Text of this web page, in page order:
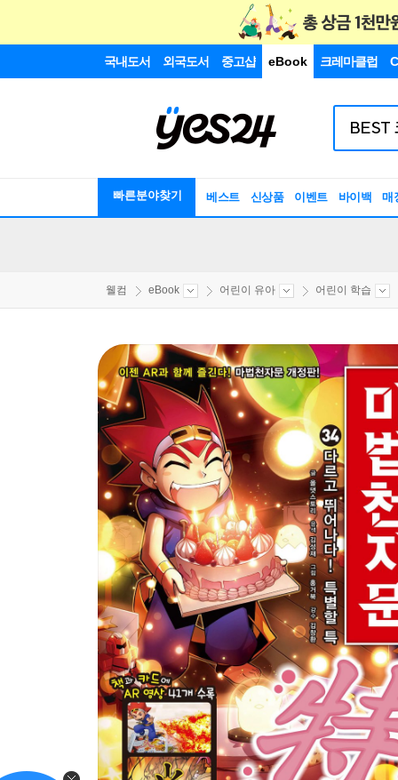
국내도서 외국도서 중고샵 eBook 크레마클럽
빠른분야찾기 베스트 신상품 이벤트 바이백 매
웰컴 eBook 어린이 유아 어린이 학습